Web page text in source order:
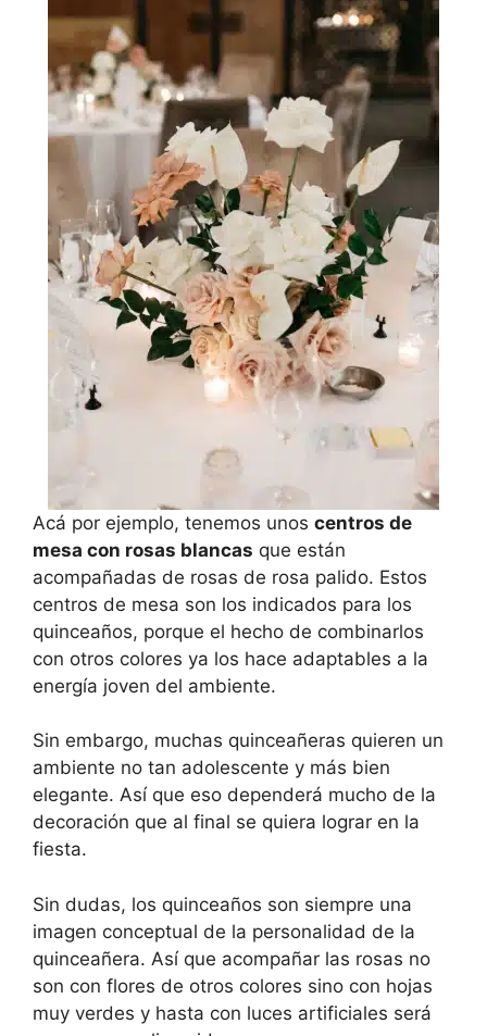
Acá por ejemplo, tenemos unos centros de
mesa con rosas blancas que están
acompañadas de rosas de rosa palido. Estos
centros de mesa son los indicados para los
quinceaños, porque el hecho de combinarlos
con otros colores ya los hace adaptables a la
energía joven del ambiente.
Sin embargo, muchas quinceañeras quieren un
ambiente no tan adolescente y más bien
elegante. Así que eso dependerá mucho de la
decoración que al final se quiera lograr en la
fiesta.
Sin dudas, los quinceaños son siempre una
imagen conceptual de la personalidad de la
quinceañera. Así que acompañar las rosas no
son con flores de otros colores sino con hojas
muy verdes y hasta con luces artificiales será